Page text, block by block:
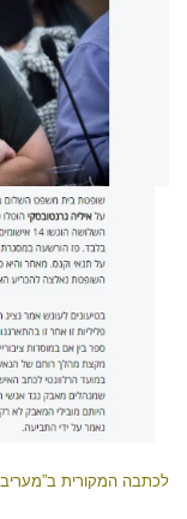
לכתבה המקורית